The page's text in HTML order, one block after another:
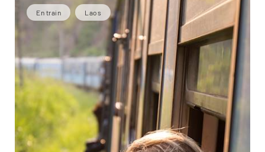
En train Laos